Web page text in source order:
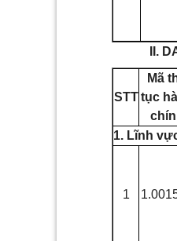
II.
STT
Mã
tục
1. Lĩnh
1